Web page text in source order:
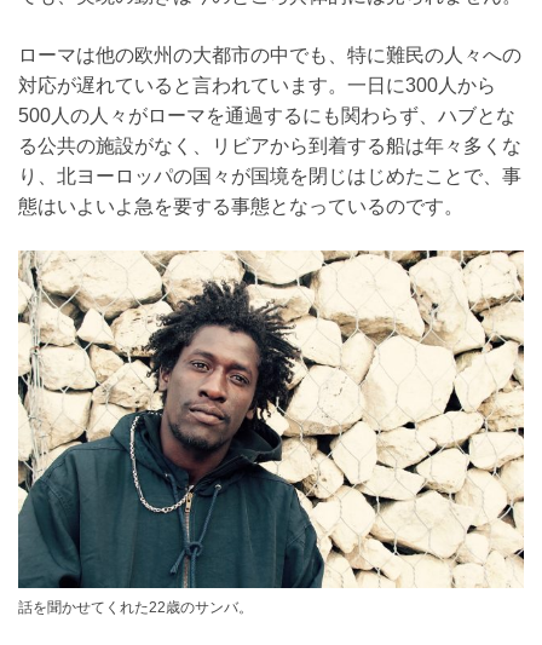
ローマは他の欧州の大都市の中でも、特に難民の人々への
対応が遅れていると言われています。一日に300人から
500人の人々がローマを通過するにも関わらず、ハブとな
る公共の施設がなく、リビアから到着する船は年々多くな
り、北ヨーロッパの国々が国境を閉じはじめたことで、事
態はいよいよ急を要する事態となっているのです。
話を聞かせてくれた22歳のサンバ。